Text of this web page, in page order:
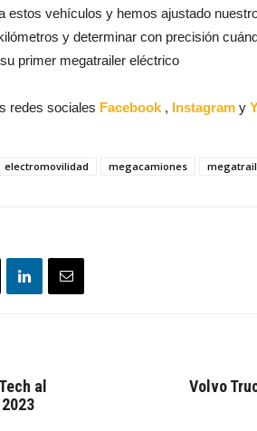
estos vehículos y hemos ajustado
y determinar con precisión
primer megatrailer eléctrico
redes sociales Facebook , Instagram y
electromovilidad megacamiones
al
Volvo